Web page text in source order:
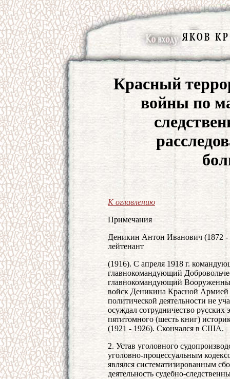
Красный
войны по
К оглавлению
Примечания
Деникин Антон Иванович (1872 -
лейтенант
(1916). С апреля 1918 г.
главнокомандующий
главнокомандующий
войск Деникина Красной
политической деятельности не
осуждал сотрудничество
пятитомного (шесть книг)
(1921 - 1926). Скончался в США.
2. Устав уголовного
уголовно-процессуальным
являлся систематизированным
деятельность судебно-